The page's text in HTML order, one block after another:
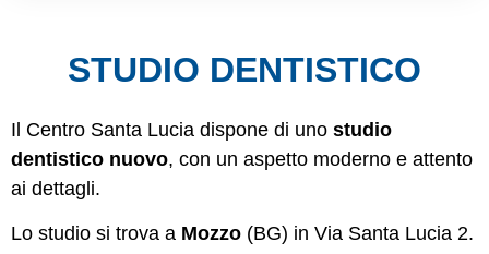
STUDIO DENTISTICO
Il Centro Santa Lucia dispone di uno studio
dentistico nuovo, con un aspetto moderno e attento
ai dettagli.
Lo studio si trova a Mozzo (BG) in Via Santa Lucia 2.